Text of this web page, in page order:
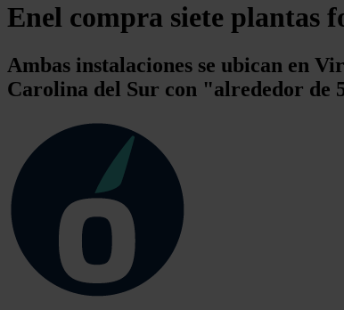
Enel compra siete plantas
Ambas instalaciones se ubican en
Carolina del Sur con "alrededor de